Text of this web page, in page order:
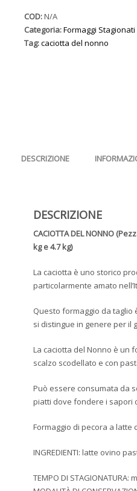
COD:N/A
Categoria:Formaggi Stagionati
Tag:caciotta del nonno
DESCRIZIONE
DESCRIZIONE
CACIOTTA DEL NONNO
kg e 4.7 kg)
La caciotta è uno storico
particolarmente amato
Questo formaggio da
si distingue in genere per il
La caciotta del Nonno è un
scalzo scodellato e con
Può essere consumata da
piatti dove fondere i sapori
Formaggio di pecora a
INGREDIENTI: latte ovino
TEMPO DI STAGIONATURA: